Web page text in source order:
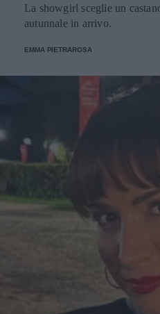
La showgirl sceglie un
autunnale in arrivo.
EMMA PIETRAROSA